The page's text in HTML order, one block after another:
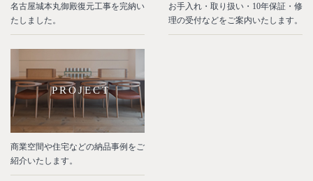
名古屋城本丸御殿復元工事を完納い
たしました。
お手入れ・取り扱い・10年保証・修
理の受付などをご案内いたします。
PROJECT
商業空間や住宅などの納品事例をご
紹介いたします。